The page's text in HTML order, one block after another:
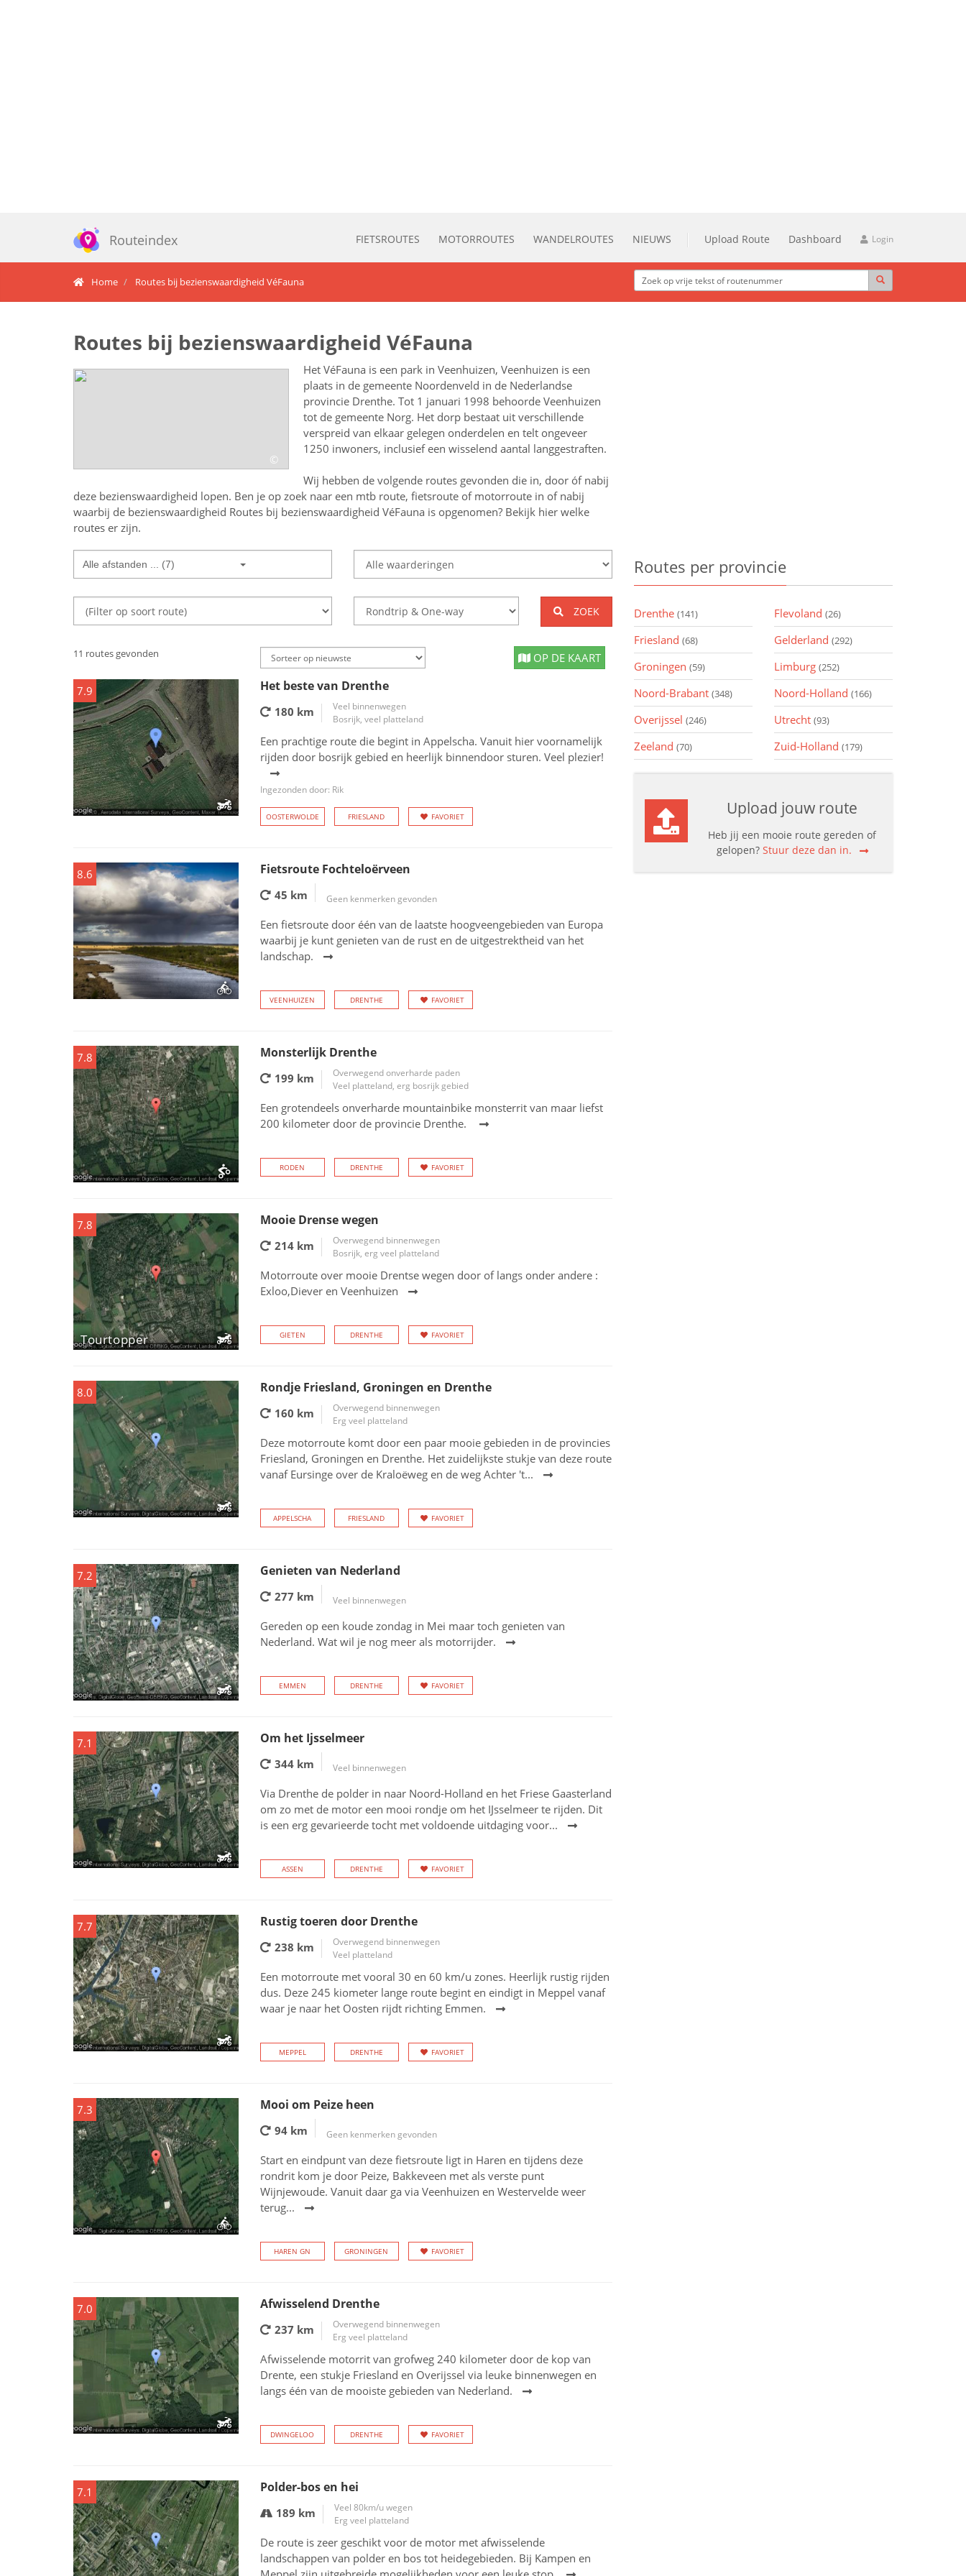
Routeindex FIETSROUTES MOTORROUTES WANDELROUTES NIEUWS Upload Route Dashboard Login
Home Routes bij bezienswaardigheid VéFauna
Routes bij bezienswaardigheid VéFauna
©
Het VéFauna is een park in Veenhuizen, Veenhuizen is een
plaats in de gemeente Noordenveld in de Nederlandse
provincie Drenthe. Tot 1 januari 1998 behoorde Veenhuizen
tot de gemeente Norg. Het dorp bestaat uit verschillende
verspreid van elkaar gelegen onderdelen en telt ongeveer
1250 inwoners, inclusief een wisselend aantal langgestraften.
Wij hebben de volgende routes gevonden die in, door óf nabij
deze bezienswaardigheid lopen. Ben je op zoek naar een mtb route, fietsroute of motorroute in of nabij
waarbij de bezienswaardigheid Routes bij bezienswaardigheid VéFauna is opgenomen? Bekijk hier welke
routes er zijn.
Alle afstanden ... (7)
ZOEK
11 routes gevonden OP DE KAART
7.9 Het beste van Drenthe
180 km
Veel binnenwegen
Bosrijk, veel platteland
Een prachtige route die begint in Appelscha. Vanuit hier voornamelijk
rijden door bosrijk gebied en heerlijk binnendoor sturen. Veel plezier!
Ingezonden door: Rik
OOSTERWOLDE FRIESLAND FAVORIET
8.6 Fietsroute Fochteloërveen
45 km Geen kenmerken gevonden
Een fietsroute door één van de laatste hoogveengebieden van Europa
waarbij je kunt genieten van de rust en de uitgestrektheid van het
landschap.
VEENHUIZEN DRENTHE FAVORIET
7.8 Monsterlijk Drenthe
199 km
Overwegend onverharde paden
Veel platteland, erg bosrijk gebied
Een grotendeels onverharde mountainbike monsterrit van maar liefst
200 kilometer door de provincie Drenthe.
RODEN DRENTHE FAVORIET
7.8
Tourtopper
Mooie Drense wegen
214 km
Overwegend binnenwegen
Bosrijk, erg veel platteland
Motorroute over mooie Drentse wegen door of langs onder andere :
Exloo,Diever en Veenhuizen
GIETEN DRENTHE FAVORIET
8.0 Rondje Friesland, Groningen en Drenthe
160 km
Overwegend binnenwegen
Erg veel platteland
Deze motorroute komt door een paar mooie gebieden in de provincies
Friesland, Groningen en Drenthe. Het zuidelijkste stukje van deze route
vanaf Eursinge over de Kraloëweg en de weg Achter 't...
APPELSCHA FRIESLAND FAVORIET
7.2 Genieten van Nederland
277 km Veel binnenwegen
Gereden op een koude zondag in Mei maar toch genieten van
Nederland. Wat wil je nog meer als motorrijder.
EMMEN DRENTHE FAVORIET
7.1 Om het Ijsselmeer
344 km Veel binnenwegen
Via Drenthe de polder in naar Noord-Holland en het Friese Gaasterland
om zo met de motor een mooi rondje om het IJsselmeer te rijden. Dit
is een erg gevarieerde tocht met voldoende uitdaging voor...
ASSEN DRENTHE FAVORIET
7.7 Rustig toeren door Drenthe
238 km
Overwegend binnenwegen
Veel platteland
Een motorroute met vooral 30 en 60 km/u zones. Heerlijk rustig rijden
dus. Deze 245 kiometer lange route begint en eindigt in Meppel vanaf
waar je naar het Oosten rijdt richting Emmen.
MEPPEL DRENTHE FAVORIET
7.3 Mooi om Peize heen
94 km Geen kenmerken gevonden
Start en eindpunt van deze fietsroute ligt in Haren en tijdens deze
rondrit kom je door Peize, Bakkeveen met als verste punt
Wijnjewoude. Vanuit daar ga via Veenhuizen en Westervelde weer
terug...
HAREN GN GRONINGEN FAVORIET
7.0 Afwisselend Drenthe
237 km
Overwegend binnenwegen
Erg veel platteland
Afwisselende motorrit van grofweg 240 kilometer door de kop van
Drente, een stukje Friesland en Overijssel via leuke binnenwegen en
langs één van de mooiste gebieden van Nederland.
DWINGELOO DRENTHE FAVORIET
7.1 Polder-bos en hei
189 km
Veel 80km/u wegen
Erg veel platteland
De route is zeer geschikt voor de motor met afwisselende
landschappen van polder en bos tot heidegebieden. Bij Kampen en
Routes per provincie
Drenthe (141) Flevoland (26)
Friesland (68) Gelderland (292)
Groningen (59) Limburg (252)
Noord-Brabant (348) Noord-Holland (166)
Overijssel (246) Utrecht (93)
Zeeland (70) Zuid-Holland (179)
Upload jouw route
Heb jij een mooie route gereden of
gelopen? Stuur deze dan in.